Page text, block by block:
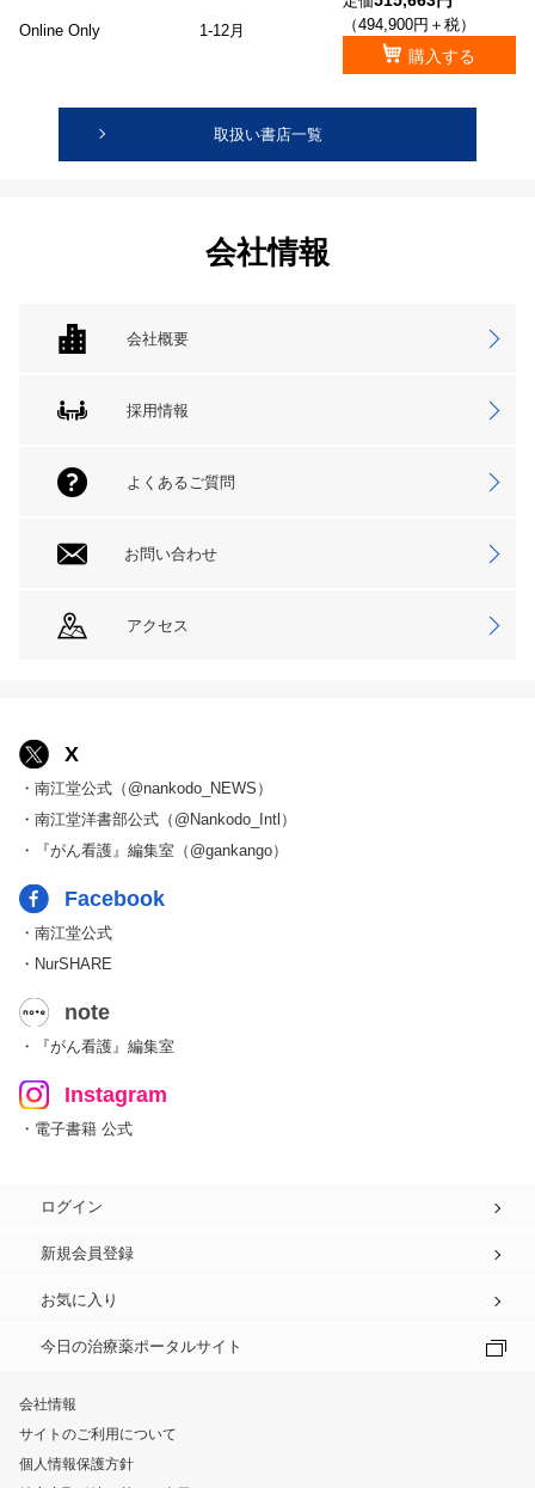
Online Only 1-12月 （494,900円＋税）
購入する
取扱い書店一覧
会社情報
会社概要
採用情報
よくあるご質問
お問い合わせ
アクセス
X
・南江堂公式（@nankodo_NEWS）
・南江堂洋書部公式（@Nankodo_Intl）
・『がん看護』編集室（@gankango）
Facebook
・南江堂公式
・NurSHARE
note
・『がん看護』編集室
Instagram
・電子書籍 公式
ログイン
新規会員登録
お気に入り
今日の治療薬ポータルサイト
会社情報
サイトのご利用について
個人情報保護方針